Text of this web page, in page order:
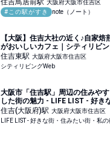
住吉鳥居前駅 大阪府大阪市住吉区
#この駅がすき
note（ノート）
【大阪】住吉大社の近く♪自家
がおいしいカフェ｜シティリビ
住吉東駅 大阪府大阪市住吉区
シティリビングWeb
大阪市「住吉駅」周辺の住みや
した街の魅力 - LIFE LIST - 好き
の街
住吉(大阪府)駅 大阪府大阪市住吉区
LIFE LIST - 好きな街・住みたい街・私の